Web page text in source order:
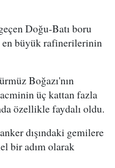
Doğu-Batı boru
en büyük rafinerilerinin
Boğazı'nın
üç kattan fazla
özellikle faydalı oldu.
dışındaki gemilere
bir adım olarak